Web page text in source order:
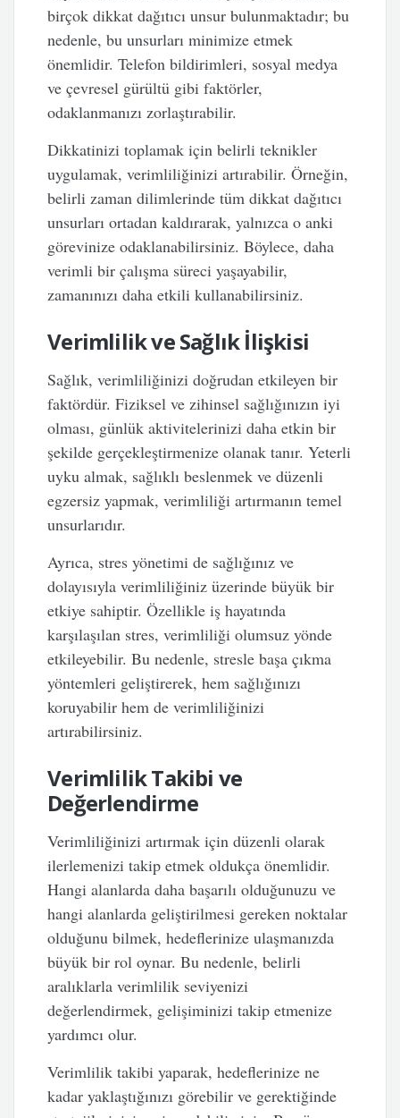
birçok dikkat dağıtıcı unsur bulunmaktadır; bu
nedenle, bu unsurları minimize etmek
önemlidir. Telefon bildirimleri, sosyal medya
ve çevresel gürültü gibi faktörler,
odaklanmanızı zorlaştırabilir.
Dikkatinizi toplamak için belirli teknikler
uygulamak, verimliliğinizi artırabilir. Örneğin,
belirli zaman dilimlerinde tüm dikkat dağıtıcı
unsurları ortadan kaldırarak, yalnızca o anki
görevinize odaklanabilirsiniz. Böylece, daha
verimli bir çalışma süreci yaşayabilir,
zamanınızı daha etkili kullanabilirsiniz.
Verimlilik ve Sağlık İlişkisi
Sağlık, verimliliğinizi doğrudan etkileyen bir
faktördür. Fiziksel ve zihinsel sağlığınızın iyi
olması, günlük aktivitelerinizi daha etkin bir
şekilde gerçekleştirmenize olanak tanır. Yeterli
uyku almak, sağlıklı beslenmek ve düzenli
egzersiz yapmak, verimliliği artırmanın temel
unsurlarıdır.
Ayrıca, stres yönetimi de sağlığınız ve
dolayısıyla verimliliğiniz üzerinde büyük bir
etkiye sahiptir. Özellikle iş hayatında
karşılaşılan stres, verimliliği olumsuz yönde
etkileyebilir. Bu nedenle, stresle başa çıkma
yöntemleri geliştirerek, hem sağlığınızı
koruyabilir hem de verimliliğinizi
artırabilirsiniz.
Verimlilik Takibi ve
Değerlendirme
Verimliliğinizi artırmak için düzenli olarak
ilerlemenizi takip etmek oldukça önemlidir.
Hangi alanlarda daha başarılı olduğunuzu ve
hangi alanlarda geliştirilmesi gereken noktalar
olduğunu bilmek, hedeflerinize ulaşmanızda
büyük bir rol oynar. Bu nedenle, belirli
aralıklarla verimlilik seviyenizi
değerlendirmek, gelişiminizi takip etmenize
yardımcı olur.
Verimlilik takibi yaparak, hedeflerinize ne
kadar yaklaştığınızı görebilir ve gerektiğinde